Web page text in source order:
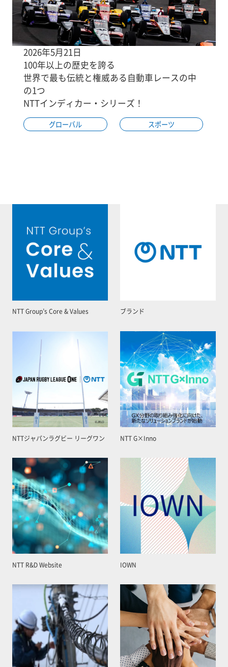
2026年5月21日
100年以上の歴史を誇る
世界で最も伝統と権威ある自動車レースの中
の1つ
NTTインディカー・シリーズ！
グローバル スポーツ
NTT Group’s Core & Values ブランド
NTTジャパンラグビー リーグワン NTT G×Inno
NTT R&D Website IOWN